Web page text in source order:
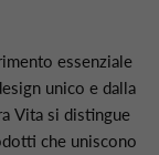
essenziale
unico e dalla
Vita si distingue
che uniscono